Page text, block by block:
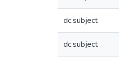
dc.subject
dc.subject